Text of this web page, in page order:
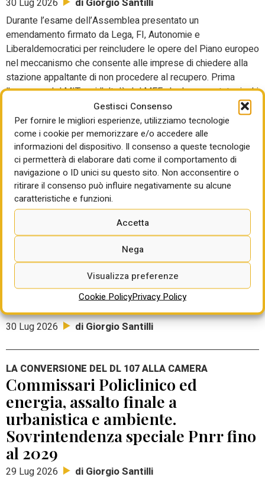
Gestisci Consenso
Per fornire le migliori esperienze, utilizziamo tecnologie
come i cookie per memorizzare e/o accedere alle
informazioni del dispositivo. Il consenso a queste tecnologie
ci permetterà di elaborare dati come il comportamento di
navigazione o ID unici su questo sito. Non acconsentire o
ritirare il consenso può influire negativamente su alcune
caratteristiche e funzioni.
Accetta
Nega
Visualizza preferenze
Cookie PolicyPrivacy Policy
30 Lug 2026
Durante l’esame dell’Assemblea presentato un
emendamento firmato da Lega, FI, Autonomie e
Liberaldemocratici per reincludere le opere del Piano europeo
nel meccanismo che consente alle imprese di chiedere alla
stazione appaltante di non procedere al recupero. Prima
l’assenso del MIT, poi l’altolà del MEF che ha paventato rischi
di ritardo nella rendicontazione delle opere, nonostante fosse
stato richiamato nella proposta proprio il rispetto degli
obblighi di rendicontazione come condizione per procedere.
IL DOCUMENTO DI ROMA CAPITALE
Studentato puro, con housing o
didattica, rigenerazione a
vocazione sociale, hotel e
commerciale: per il “Dente
cariato” di Termini arrivate sei
proposte di valorizzazione (4 per
studentati). Investimenti fra 31 e
100 milioni
30 Lug 2026 di Giorgio Santilli
LA CONVERSIONE DEL DL 107 ALLA CAMERA
Commissari Policlinico ed
energia, assalto finale a
urbanistica e ambiente.
Sovrintendenza speciale Pnrr fino
al 2029
29 Lug 2026 di Giorgio Santilli